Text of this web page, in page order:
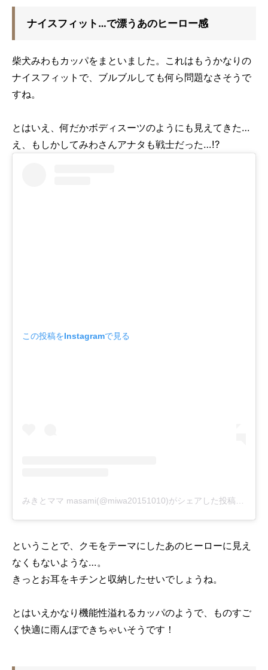
ナイスフィット…で漂うあのヒーロー感
柴犬みわもカッパをまといました。これはもうかなりの
ナイスフィットで、ブルブルしても何ら問題なさそうで
すね。
とはいえ、何だかボディスーツのようにも見えてきた…
え、もしかしてみわさんアナタも戦士だった…!?
この投稿をInstagramで見る
ということで、クモをテーマにしたあのヒーローに見え
なくもないような…。
きっとお耳をキチンと収納したせいでしょうね。
とはいえかなり機能性溢れるカッパのようで、ものすご
く快適に雨んぽできちゃいそうです！